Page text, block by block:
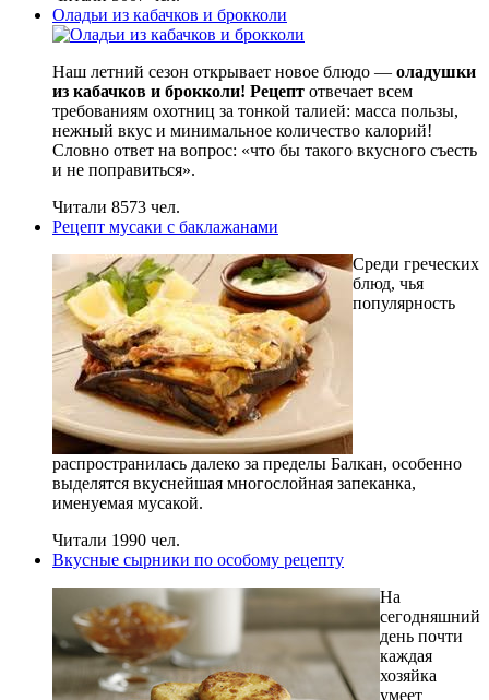
Оладьи из кабачков и брокколи
Наш летний сезон открывает новое блюдо — оладушки
из кабачков и брокколи! Рецепт отвечает всем
требованиям охотниц за тонкой талией: масса пользы,
нежный вкус и минимальное количество калорий!
Словно ответ на вопрос: «что бы такого вкусного съесть
и не поправиться».
Читали 8573 чел.
Рецепт мусаки с баклажанами
Среди греческих
блюд, чья
популярность
распространилась далеко за пределы Балкан, особенно
выделятся вкуснейшая многослойная запеканка,
именуемая мусакой.
Читали 1990 чел.
Вкусные сырники по особому рецепту
На
сегодняшний
день почти
каждая
хозяйка
умеет